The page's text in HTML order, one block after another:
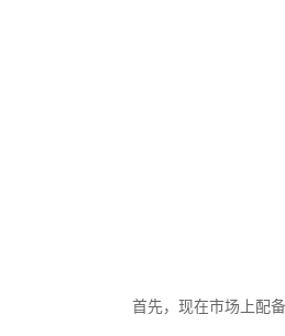
首先，现在市场上配备